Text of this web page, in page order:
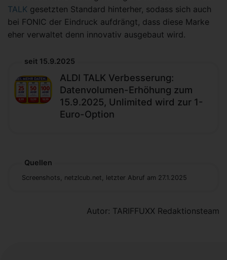
TALK gesetzten Standard hinterher, sodass sich auch
bei FONIC der Eindruck aufdrängt, dass diese Marke
eher verwaltet denn innovativ ausgebaut wird.
seit 15.9.2025
ALDI TALK Verbesserung:
Datenvolumen-Erhöhung zum
15.9.2025, Unlimited wird zur 1-
Euro-Option
Quellen
Screenshots, netzlcub.net, letzter Abruf am 27.1.2025
Autor: TARIFFUXX Redaktionsteam